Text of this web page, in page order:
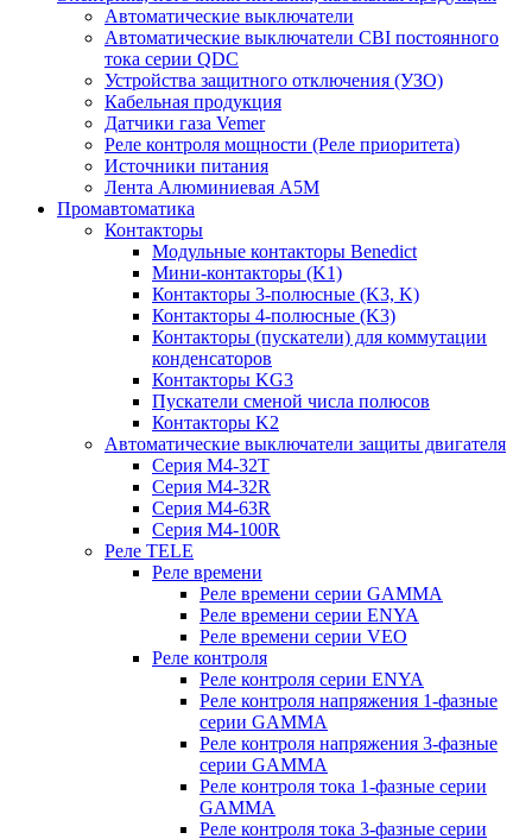
Автоматические выключатели
Автоматические выключатели CBI постоянного
тока серии QDC
Устройства защитного отключения (УЗО)
Кабельная продукция
Датчики газа Vemer
Реле контроля мощности (Реле приоритета)
Источники питания
Лента Алюминиевая А5М
Промавтоматика
Контакторы
Модульные контакторы Benedict
Мини-контакторы (K1)
Контакторы 3-полюсные (K3, K)
Контакторы 4-полюсные (K3)
Контакторы (пускатели) для коммутации
конденсаторов
Контакторы KG3
Пускатели сменой числа полюсов
Контакторы K2
Автоматические выключатели защиты двигателя
Серия M4-32T
Серия M4-32R
Серия M4-63R
Серия M4-100R
Реле TELE
Реле времени
Реле времени серии GAMMA
Реле времени серии ENYA
Реле времени серии VEO
Реле контроля
Реле контроля серии ENYA
Реле контроля напряжения 1-фазные
серии GAMMA
Реле контроля напряжения 3-фазные
серии GAMMA
Реле контроля тока 1-фазные серии
GAMMA
Реле контроля тока 3-фазные серии